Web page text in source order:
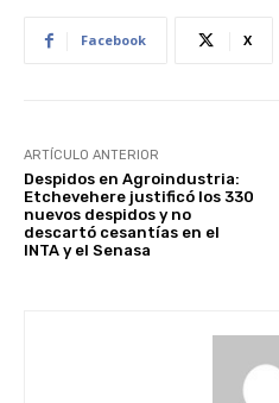
Facebook X
ARTÍCULO ANTERIOR
Despidos en Agroindustria:
Etchevehere justificó los 330
nuevos despidos y no
descartó cesantías en el
INTA y el Senasa